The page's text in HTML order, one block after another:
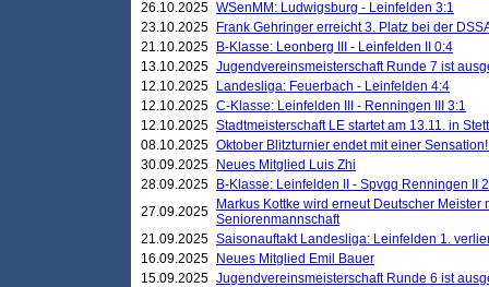
26.10.2025 WSenMM: Ludwigsburg - Leinfelden 3:1
23.10.2025
Frank Gehringer erreicht 3. Platz bei der
21.10.2025
B-Klasse: Leonberg III - Leinfelden II 0:4
13.10.2025 Jugendvereinsmeisterschaft Runde 7 ist
12.10.2025
Landesliga: Feuerbach - Leinfelden 4:4
12.10.2025 C-Klasse: Leinfelden III - Renningen III 3:1
12.10.2025 Stadtmeisterschaft LE startet am 13.11. in
08.10.2025 Oktober Blitzturnier endet mit einer
30.09.2025
Neues Mitglied Luis Zhi
28.09.2025
B-Klasse: Leinfelden II - Spvgg Renningen II
27.09.2025
Markus Kottke wird erneut Deutscher Meister
Seniorenmannschaft
21.09.2025 Saisonauftakt Landesliga: Leinfelden 1.
16.09.2025
Neues Mitglied Emil Bauer
15.09.2025 Jugendvereinsmeisterschaft Runde 6 ist